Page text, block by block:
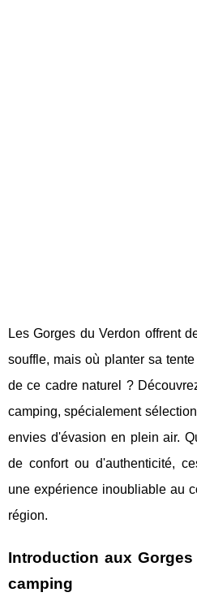
Les Gorges du Verdon offrent
souffle, mais où planter sa
de ce cadre naturel ?
camping, spécialement
envies d'évasion en plein air.
de confort ou d'authenticité,
une expérience inoubliable au
région.
Introduction aux
camping